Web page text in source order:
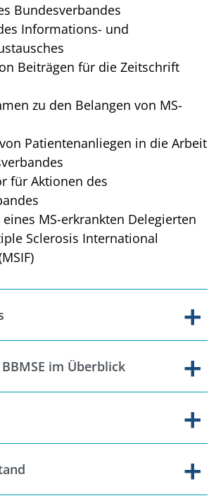
Bundesverbandes
Informations- und
Beiträgen für die Zeitschrift
zu den Belangen von MS-
Patientenanliegen in die Arbeit
für Aktionen des
MS-erkrankten Delegierten
Sclerosis International
im Überblick